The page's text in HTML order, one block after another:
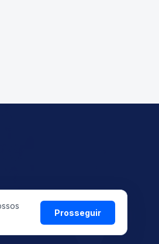
©
ASMETRO-SI
Todos os direitos reservados
Prosseguir